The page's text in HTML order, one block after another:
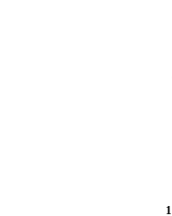
1